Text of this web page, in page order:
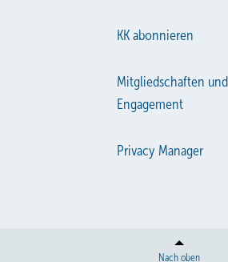
KK abonnieren
Mitgliedschaften und
Engagement
Privacy Manager
Nach oben